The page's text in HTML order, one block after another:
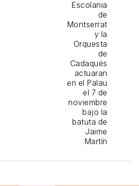
Escolania
de
Montserrat
y la
Orquesta
de
Cadaqués
actuaran
en el Palau
el 7 de
noviembre
bajo la
batuta de
Jaime
Martín